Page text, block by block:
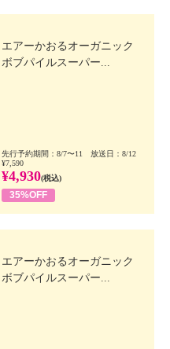
エアーかおるオーガニック
ボブパイルスーパー...
先行予約期間：8/7〜11 放送日：8/12
¥7,590
¥4,930(税込)
35%OFF
エアーかおるオーガニック
ボブパイルスーパー...